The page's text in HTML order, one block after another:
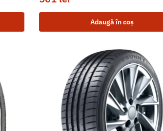
Adaugă în coș